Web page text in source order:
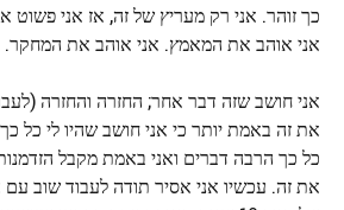
כך זוהר. אני רק מעריץ של זה, אז אני פשוט
אני אוהב את המאמץ. אני אוהב את המחקר.
אני חושב שזה דבר אחר; החזרה והחזרה
את זה באמת יותר כי אני חושב שהיו לי כל
כל כך הרבה דברים ואני באמת מקבל
את זה. עכשיו אני אסיר תודה לעבוד שוב עם